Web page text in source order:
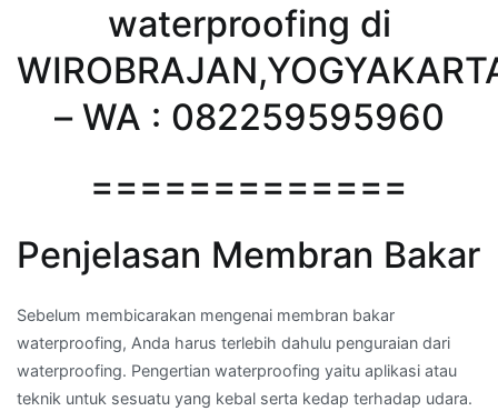
waterproofing di
– WA : 082259595960
=============
Penjelasan Membran Bakar
Sebelum membicarakan mengenai membran bakar
waterproofing, Anda harus terlebih dahulu penguraian dari
waterproofing. Pengertian waterproofing yaitu aplikasi atau
teknik untuk sesuatu yang kebal serta kedap terhadap udara.